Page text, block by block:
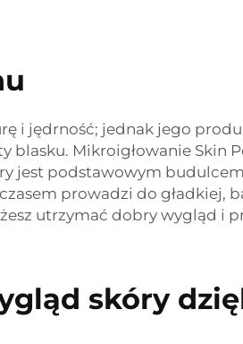
i jędrność; jednak jego
Mikroigłowanie Skin
jest podstawowym
prowadzi do gładkiej,
utrzymać dobry wygląd i
skóry